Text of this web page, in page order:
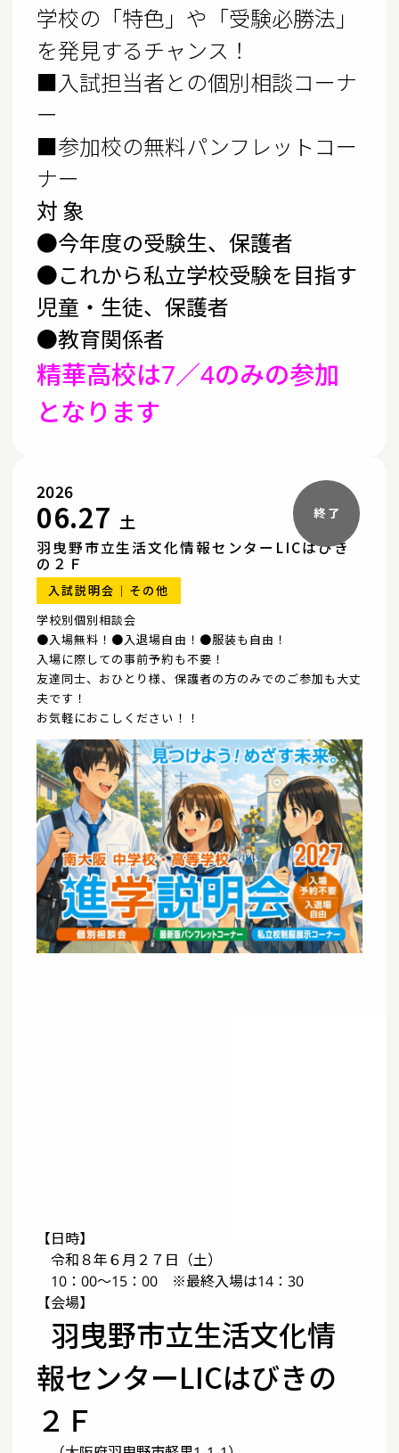
学校の「特色」や「受験必勝法」
を発見するチャンス！
■入試担当者との個別相談コーナ
ー
■参加校の無料パンフレットコー
ナー
対 象
●今年度の受験生、保護者
●これから私立学校受験を目指す
児童・生徒、保護者
●教育関係者
精華高校は7／4のみの参加
となります
2026
06.27 土
羽曳野市立生活文化情報センターLICはびき
の２Ｆ
入試説明会
その他
学校別個別相談会
●入場無料！●入退場自由！●服装も自由！
入場に際しての事前予約も不要！
友達同士、おひとり様、保護者の方のみでのご参加も大丈
夫です！
お気軽におこしください！！
【日時】
令和８年６月２７日（土）
10：00～15：00 ※最終入場は14：30
【会場】
羽曳野市立生活文化情
報センターLICはびきの
２Ｆ